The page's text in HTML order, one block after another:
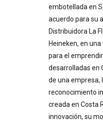
embotellada en
acuerdo para su
Distribuidora La
Heineken, en
para el
desarrolladas en
de una empresa,
reconocimiento
creada en Costa
innovación, su